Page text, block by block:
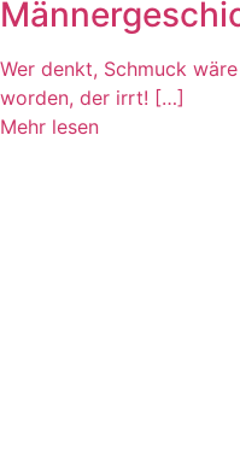
Wer denkt, Schmuck
worden, der irrt! […]
Mehr lesen